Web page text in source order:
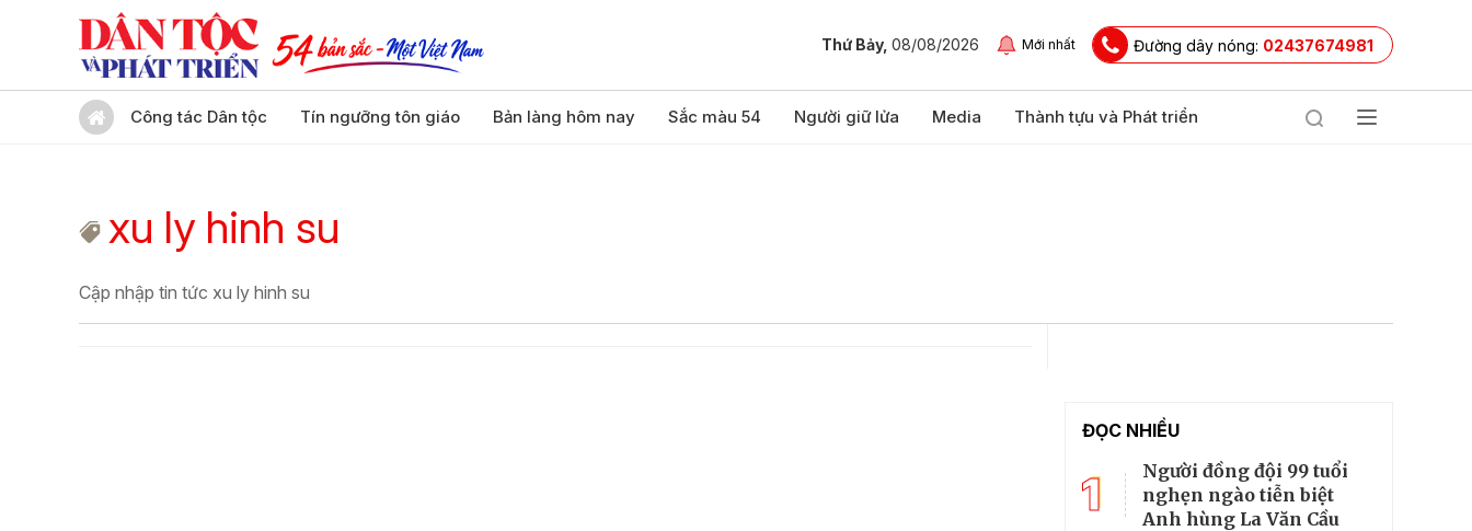
Thứ Bảy, 08/08/2026 Mới nhất Đường dây nóng: 02437674981
Công tác Dân tộc Tín ngưỡng tôn giáo Bản làng hôm nay Sắc màu 54 Người giữ lửa Media Thành tựu và Phát triển
xu ly hinh su
Cập nhập tin tức xu ly hinh su
ĐỌC NHIỀU
1
Người đồng đội 99 tuổi
nghẹn ngào tiễn biệt
Anh hùng La Văn Cầu